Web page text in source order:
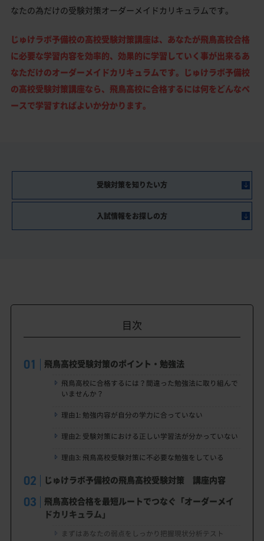
なたの為だけの受験対策オーダーメイドカリキュラムです。
じゅけラボ予備校の高校受験対策講座は、あなたが飛鳥高校合格
に必要な学習内容を効率的、効果的に学習していく事が出来るあ
なただけのオーダーメイドカリキュラムです。じゅけラボ予備校
の高校受験対策講座なら、飛鳥高校に合格するには何をどんなペ
ースで学習すればよいか分かります。
受験対策を知りたい方
入試情報をお探しの方
目次
飛鳥高校受験対策のポイント・勉強法
飛鳥高校に合格するには？間違った勉強法に取り組んで
いませんか？
理由1: 勉強内容が自分の学力に合っていない
理由2: 受験対策における正しい学習法が分かっていない
理由3: 飛鳥高校受験対策に不必要な勉強をしている
じゅけラボ予備校の飛鳥高校受験対策 講座内容
飛鳥高校合格を最短ルートでつなぐ「オーダーメイ
ドカリキュラム」
まずはあなたの弱点をしっかり把握現状分析テスト